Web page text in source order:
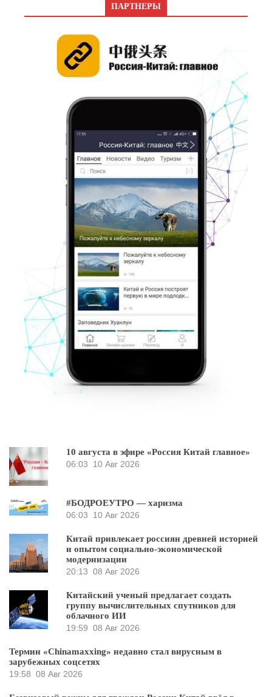
ПАРТНЕРЫ
10 августа в эфире «Россия Китай главное»
06:03
10 Авг 2026
#БОДРОЕУТРО — харизма
06:03
10 Авг 2026
Китай привлекает россиян древней историей
и опытом социально-экономической
модернизации
20:13 08 Авг 2026
Китайский ученый предлагает создать
группу вычислительных спутников для
облачного ИИ
19:59 08 Авг 2026
Термин «Chinamaxxing» недавно стал вирусным в
зарубежных соцсетях
19:58 08 Авг 2026